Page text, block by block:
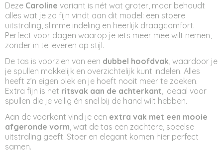
Deze Caroline variant is nét wat groter, maar behoudt
alles wat je zo fijn vindt aan dit model: een stoere
uitstraling, slimme indeling en heerlijk draagcomfort.
Perfect voor dagen waarop je iets meer mee wilt nemen,
zonder in te leveren op stijl.
De tas is voorzien van een dubbel hoofdvak, waardoor je
je spullen makkelijk en overzichtelijk kunt indelen. Alles
heeft z’n eigen plek en je hoeft nooit meer te zoeken.
Extra fijn is het ritsvak aan de achterkant, ideaal voor
spullen die je veilig én snel bij de hand wilt hebben.
Aan de voorkant vind je een extra vak met een mooie
afgeronde vorm, wat de tas een zachtere, speelse
uitstraling geeft. Stoer en elegant komen hier perfect
samen.